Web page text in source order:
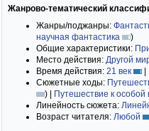
Жанрово-тематический
Жанры/поджанры:
научная фантастика
)
Общие характеристики:
Место действия: Другой
Время действия: 21 век |
Сюжетные ходы:
) | Путешествие к особой
Линейность сюжета:
Возраст читателя: Любой